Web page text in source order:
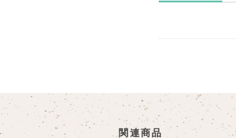
関連商品